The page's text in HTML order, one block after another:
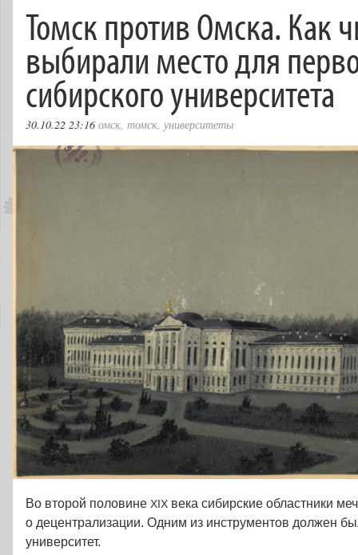
Томск против Омска. Как
выбирали место для
сибирского университета
30.10.22 23:16 омск, томск, университеты
Во второй половине XIX века сибирские областники
о децентрализации. Одним из инструментов должен
университет.